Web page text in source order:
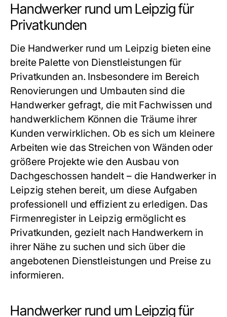
Handwerker rund um Leipzig für
Privatkunden
Die Handwerker rund um Leipzig bieten eine
breite Palette von Dienstleistungen für
Privatkunden an. Insbesondere im Bereich
Renovierungen und Umbauten sind die
Handwerker gefragt, die mit Fachwissen und
handwerklichem Können die Träume ihrer
Kunden verwirklichen. Ob es sich um kleinere
Arbeiten wie das Streichen von Wänden oder
größere Projekte wie den Ausbau von
Dachgeschossen handelt – die Handwerker in
Leipzig stehen bereit, um diese Aufgaben
professionell und effizient zu erledigen. Das
Firmenregister in Leipzig ermöglicht es
Privatkunden, gezielt nach Handwerkern in
ihrer Nähe zu suchen und sich über die
angebotenen Dienstleistungen und Preise zu
informieren.
Handwerker rund um Leipzig für